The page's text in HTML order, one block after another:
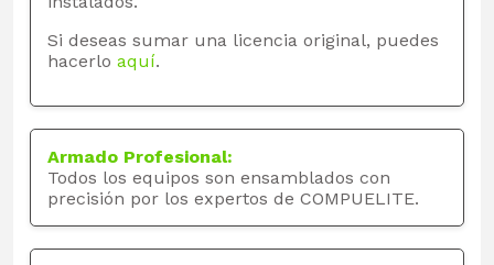
Si deseas sumar una licencia original, puedes
hacerlo aquí.
Armado Profesional:
Todos los equipos son ensamblados con
precisión por los expertos de COMPUELITE.